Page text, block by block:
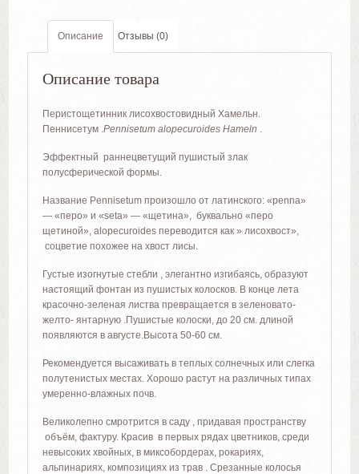
Описание Отзывы (0)
Описание товара
Перистощетинник лисохвостовидный Хамельн.
Пеннисетум .Pennisetum alopecuroides Hameln .
Эффектный раннецветущий пушистый злак
полусферической формы.
Название Рennisetum произошло от латинского: «рennа»
— «перо» и «setа» — «щетина», буквально «перо
щетиной», alopecuroides переводится как » лисохвост»,
соцветие похожее на хвост лисы.
Густые изогнутые стебли , элегантно изгибаясь, образуют
настоящий фонтан из пушистых колосков. В конце лета
красочно-зеленая листва превращается в зеленовато-
желто- янтарную .Пушистые колоски, до 20 см. длиной
появляются в августе.Высота 50-60 см.
Рекомендуется высаживать в теплых солнечных или слегка
полутенистых местах. Хорошо растут на различных типах
умеренно-влажных почв.
Великолепно смротрится в саду , придавая пространству
объём, фактуру. Красив в первых рядах цветников, среди
невысоких хвойных, в миксобордерах, рокариях,
альпинариях, композициях из трав . Срезанные колосья